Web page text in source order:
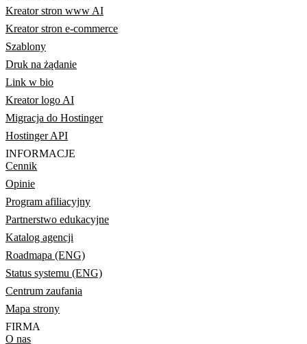
Kreator stron www AI
Kreator stron e-commerce
Szablony
Druk na żądanie
Link w bio
Kreator logo AI
Migracja do Hostinger
Hostinger API
INFORMACJE
Cennik
Opinie
Program afiliacyjny
Partnerstwo edukacyjne
Katalog agencji
Roadmapa (ENG)
Status systemu (ENG)
Centrum zaufania
Mapa strony
FIRMA
O nas